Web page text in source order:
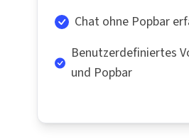
Chat ohne Popbar
Benutzerdefiniertes
und Popbar